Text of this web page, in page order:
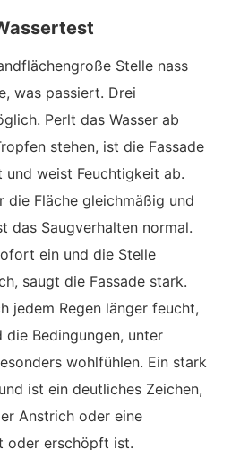
Stelle nass
was passiert. Drei
Perlt das Wasser ab
stehen, ist die Fassade
weist Feuchtigkeit ab.
die Fläche gleichmäßig und
das Saugverhalten normal.
ein und die Stelle
saugt die Fassade stark.
jedem Regen länger feucht,
die Bedingungen, unter
wohlfühlen. Ein stark
ist ein deutliches Zeichen,
Anstrich oder eine
oder erschöpft ist.